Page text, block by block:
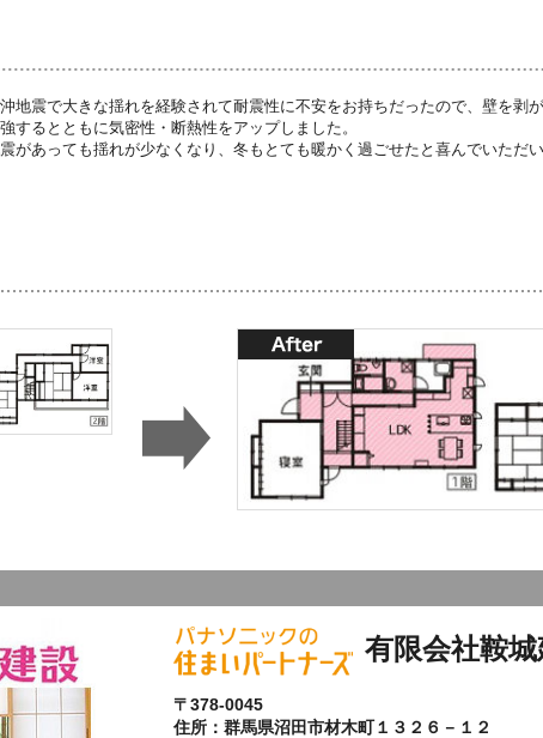
地震で大きな揺れを経験されて耐震性に不安をお持ちだったので、壁を剥
するとともに気密性・断熱性をアップしました。
があっても揺れが少なくなり、冬もとても暖かく過ごせたと喜んでいただ
有限会社鞍
〒378-0045
住所：群馬県沼田市材木町１３２６－１２